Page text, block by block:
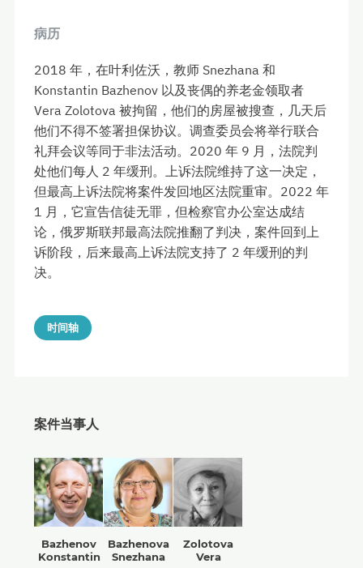
病历
2018 年，在叶利佐沃，教师 Snezhana 和
Konstantin Bazhenov 以及丧偶的养老金领取者
Vera Zolotova 被拘留，他们的房屋被搜查，几天后
他们不得不签署担保协议。调查委员会将举行联合
礼拜会议等同于非法活动。2020 年 9 月，法院判
处他们每人 2 年缓刑。上诉法院维持了这一决定，
但最高上诉法院将案件发回地区法院重审。2022 年
1 月，它宣告信徒无罪，但检察官办公室达成结
论，俄罗斯联邦最高法院推翻了判决，案件回到上
诉阶段，后来最高上诉法院支持了 2 年缓刑的判
决。
时间轴
案件当事人
Bazhenov
Konstantin
Bazhenova
Snezhana
Zolotova
Vera